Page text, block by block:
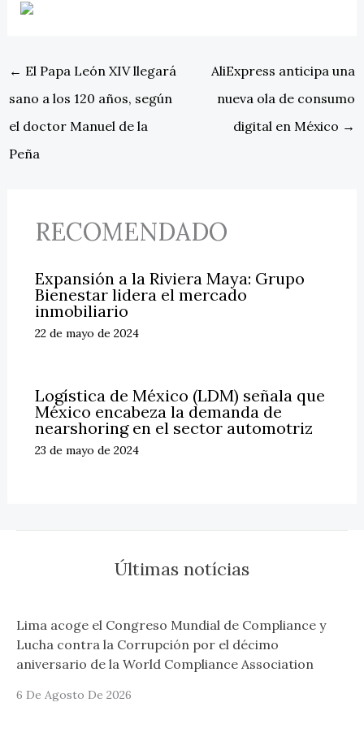
← El Papa León XIV llegará
sano a los 120 años, según
el doctor Manuel de la
Peña
AliExpress anticipa una
nueva ola de consumo
digital en México →
RECOMENDADO
Expansión a la Riviera Maya: Grupo
Bienestar lidera el mercado
inmobiliario
22 de mayo de 2024
Logística de México (LDM) señala que
México encabeza la demanda de
nearshoring en el sector automotriz
23 de mayo de 2024
Últimas notícias
Lima acoge el Congreso Mundial de Compliance y
Lucha contra la Corrupción por el décimo
aniversario de la World Compliance Association
6 De Agosto De 2026